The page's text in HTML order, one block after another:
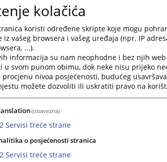
Rodna ravnopravnost
Rezultati anketa: Zabilježen
nivo poštivanja principa rodne
ravnopravnosti
kolačića
koristi određene skripte koje mogu
iz vašeg browsera i vašeg uređaja (npr. IP
...).
informacija su nam neophodne i bez njih
u svom punom obimu, dok neke nisu prijeko
nivoa posjećenosti, budućeg
možete dozvoliti ili uskratiti pravo na
(obavezna)
2 Servisi treće strane
o posjećenosti stranica
2 Servisi treće strane